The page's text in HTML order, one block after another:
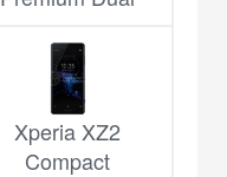
Xperia XZ2
Compact